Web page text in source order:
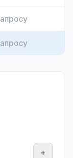
+